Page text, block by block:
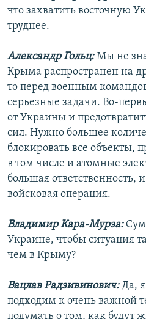
что захватить восточную
труднее.
Александр Гольц:Мы не
Крыма распространен на
то перед военным
серьезные задачи. Во-
от Украины и
сил. Нужно большее
блокировать все объекты,
в том числе и атомные
большая ответственность,
войсковая операция.
Владимир Кара-Мурза:
Украине, чтобы ситуация
чем в Крыму?
Вацлав Радзивинович:Да, я
подходим к очень важной
подумать о том, как будут